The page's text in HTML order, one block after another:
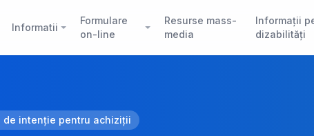
Informatii
Formulare
on-line
Resurse mass-
media
Informații
dizabilități
de intenție pentru achiziții